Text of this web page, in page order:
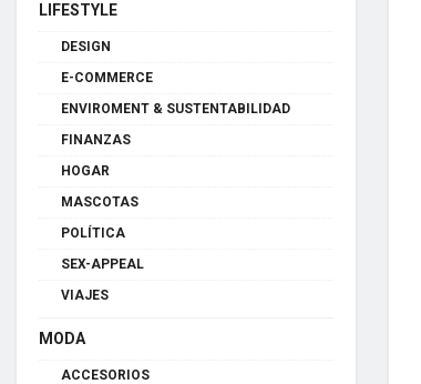
LIFESTYLE
DESIGN
E-COMMERCE
ENVIROMENT & SUSTENTABILIDAD
FINANZAS
HOGAR
MASCOTAS
POLÍTICA
SEX-APPEAL
VIAJES
MODA
ACCESORIOS